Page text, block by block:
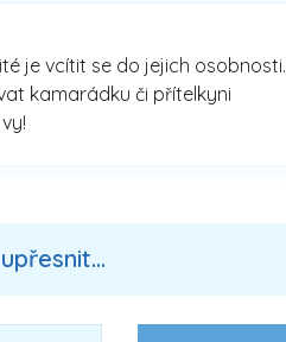
je vcítit se do jejich osobnosti.
kamarádku či přítelkyni